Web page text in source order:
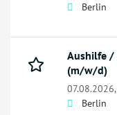
Berlin
Aushilfe /
(m/w/d)
07.08.2026,
Berlin